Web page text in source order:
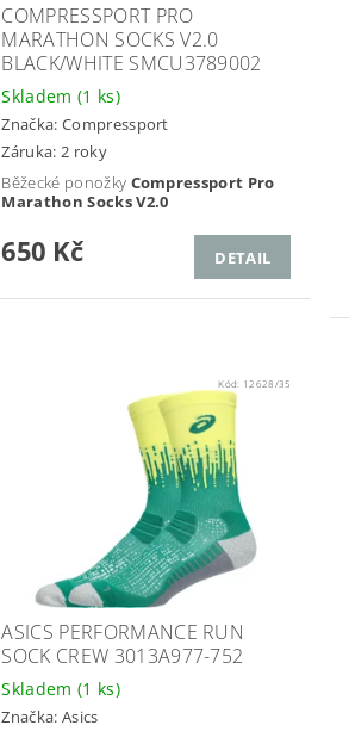
COMPRESSPORT PRO
MARATHON SOCKS V2.0
BLACK/WHITE SMCU3789002
Skladem (1 ks)
Značka: Compressport
Záruka: 2 roky
Běžecké ponožky Compressport Pro
Marathon Socks V2.0
650 Kč DETAIL
Kód: 12628/35
ASICS PERFORMANCE RUN
SOCK CREW 3013A977-752
Skladem (1 ks)
Značka: Asics